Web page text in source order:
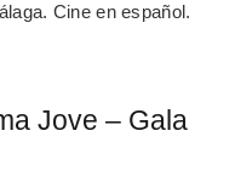
Cine en español.
Jove – Gala